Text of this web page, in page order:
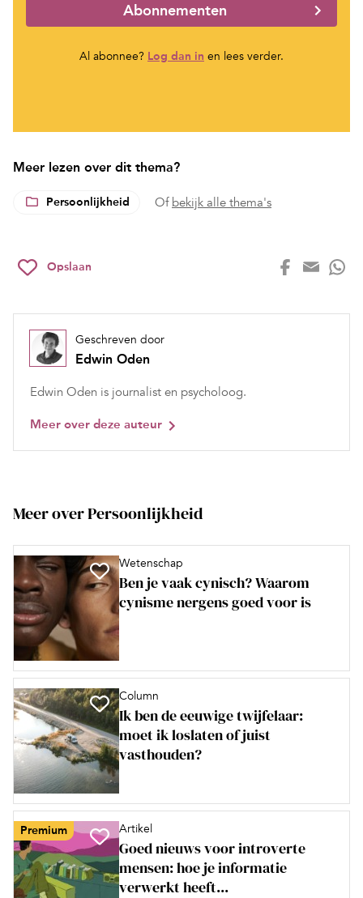
Abonnementen
Al abonnee? Log dan in en lees verder.
Meer lezen over dit thema?
Persoonlijkheid Of bekijk alle thema's
Opslaan
Geschreven door
Edwin Oden
Edwin Oden is journalist en psycholoog.
Meer over deze auteur
Meer over Persoonlijkheid
Wetenschap
Ben je vaak cynisch? Waarom
cynisme nergens goed voor is
Column
Ik ben de eeuwige twijfelaar:
moet ik loslaten of juist
vasthouden?
Premium Artikel
Goed nieuws voor introverte
mensen: hoe je informatie
verwerkt heeft...